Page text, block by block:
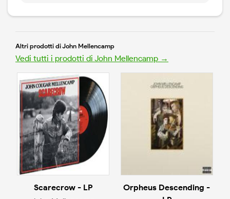
Altri prodotti di John Mellencamp
Vedi tutti i prodotti di John Mellencamp →
Scarecrow - LP
Orpheus Descending -